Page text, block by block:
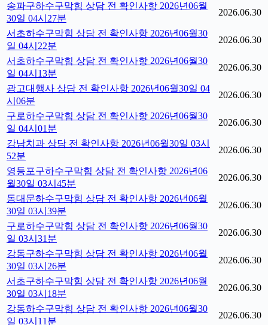
송파구하수구막힘 상담 전 확인사항 2026년06월
30일 04시27분
2026.06.30
서초하수구막힘 상담 전 확인사항 2026년06월30
일 04시22분
2026.06.30
서초하수구막힘 상담 전 확인사항 2026년06월30
일 04시13분
2026.06.30
광고대행사 상담 전 확인사항 2026년06월30일 04
시06분
2026.06.30
구로하수구막힘 상담 전 확인사항 2026년06월30
일 04시01분
2026.06.30
강남치과 상담 전 확인사항 2026년06월30일 03시
52분
2026.06.30
영등포구하수구막힘 상담 전 확인사항 2026년06
월30일 03시45분
2026.06.30
동대문하수구막힘 상담 전 확인사항 2026년06월
30일 03시39분
2026.06.30
구로하수구막힘 상담 전 확인사항 2026년06월30
일 03시31분
2026.06.30
강동구하수구막힘 상담 전 확인사항 2026년06월
30일 03시26분
2026.06.30
서초구하수구막힘 상담 전 확인사항 2026년06월
30일 03시18분
2026.06.30
강동하수구막힘 상담 전 확인사항 2026년06월30
일 03시11분
2026.06.30